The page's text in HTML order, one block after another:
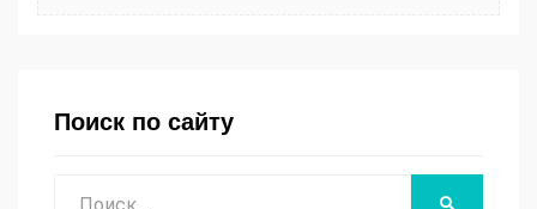
Поиск по сайту